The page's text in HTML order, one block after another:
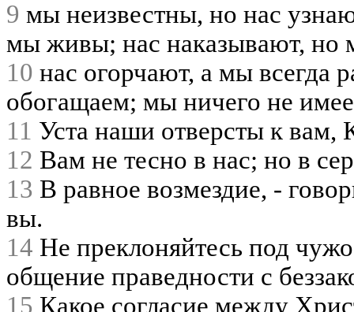
9 мы неизвестны, но нас
мы живы; нас наказывают, но
10 нас огорчают, а мы
обогащаем; мы ничего не
11 Уста наши отверсты к
12 Вам не тесно в нас; но в
13 В равное возмездие, -
вы.
14 Не преклоняйтесь под
общение праведности с
15 Какое согласие между